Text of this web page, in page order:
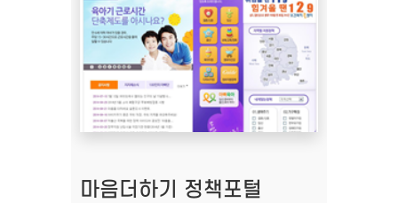
마음더하기 정책포털